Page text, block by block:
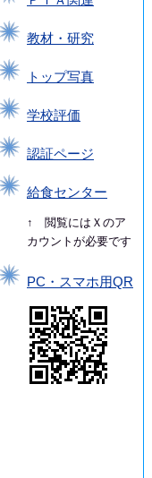
教材・研究
トップ写真
学校評価
認証ページ
給食センター
↑ 閲覧にはＸのア
カウントが必要です
PC・スマホ用QR